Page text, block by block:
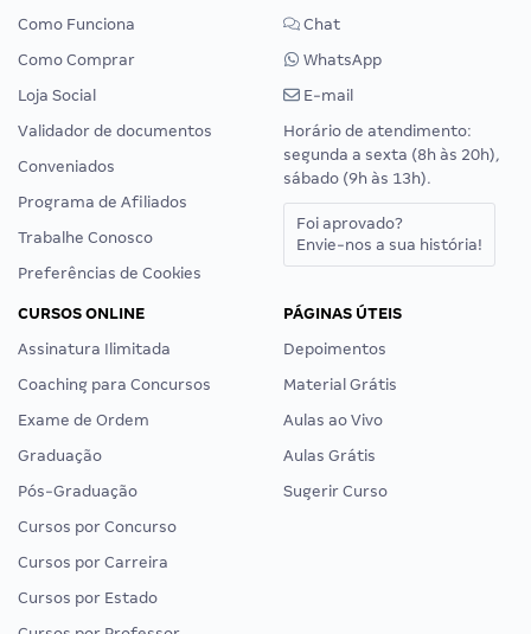
Como Funciona
Como Comprar
Loja Social
Validador de documentos
Conveniados
Programa de Afiliados
Trabalhe Conosco
Preferências de Cookies
Chat
WhatsApp
E-mail
Horário de atendimento:
segunda a sexta (8h às 20h),
sábado (9h às 13h).
Foi aprovado?
Envie-nos a sua história!
CURSOS ONLINE
Assinatura Ilimitada
Coaching para Concursos
Exame de Ordem
Graduação
Pós-Graduação
Cursos por Concurso
Cursos por Carreira
Cursos por Estado
PÁGINAS ÚTEIS
Depoimentos
Material Grátis
Aulas ao Vivo
Aulas Grátis
Sugerir Curso